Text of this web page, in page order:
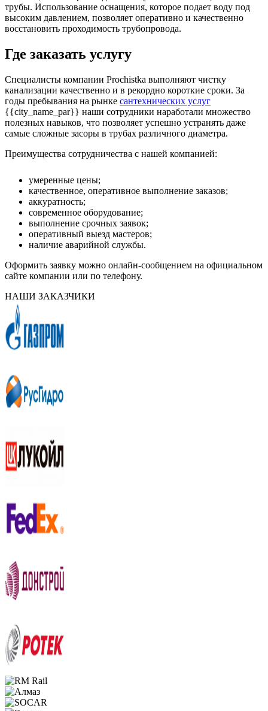
трубы. Использование оснащения, которое подает воду под
высоким давлением, позволяет оперативно и качественно
восстановить проходимость трубопровода.
Где заказать услугу
Специалисты компании Prochistka выполняют чистку
канализации качественно и в рекордно короткие сроки. За
годы пребывания на рынке сантехнических услуг
{{city_name_par}} наши сотрудники наработали множество
полезных навыков, что позволяет успешно устранять даже
самые сложные засоры в трубах различного диаметра.
Преимущества сотрудничества с нашей компанией:
умеренные цены;
качественное, оперативное выполнение заказов;
аккуратность;
современное оборудование;
выполнение срочных заявок;
оперативный выезд мастеров;
наличие аварийной службы.
Оформить заявку можно онлайн-сообщением на официальном
сайте компании или по телефону.
НАШИ ЗАКАЗЧИКИ